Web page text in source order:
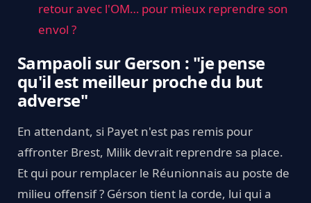
retour avec l'OM… pour mieux reprendre son
envol ?
Sampaoli sur Gerson : "je pense
qu'il est meilleur proche du but
adverse"
En attendant, si Payet n'est pas remis pour
affronter Brest, Milik devrait reprendre sa place.
Et qui pour remplacer le Réunionnais au poste de
milieu offensif ? Gérson tient la corde, lui qui a